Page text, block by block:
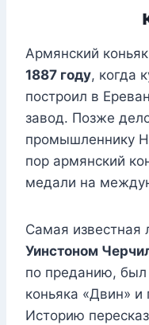
Армянский
1887 году, когда
построил в
завод. Позже
промышленнику
пор армянский
медали на
Самая известная
Уинстоном
по преданию, был
коньяка «Двин» и
Историю